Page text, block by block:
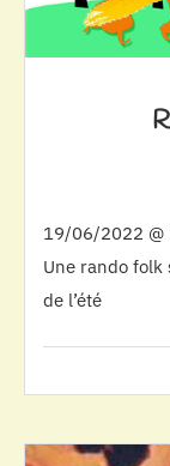
19/06/2022 @
Une rando folk
de l’été